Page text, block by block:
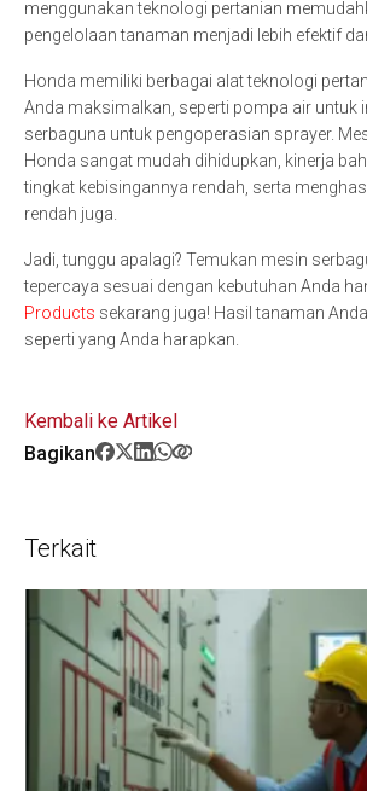
menggunakan teknologi pertanian
pengelolaan tanaman menjadi lebih efektif
Honda memiliki berbagai alat teknologi
Anda maksimalkan, seperti pompa air untuk
serbaguna untuk pengoperasian sprayer.
Honda sangat mudah dihidupkan, kinerja
tingkat kebisingannya rendah, serta
rendah juga.
Jadi, tunggu apalagi? Temukan mesin
tepercaya sesuai dengan kebutuhan Anda
Products sekarang juga! Hasil tanaman
seperti yang Anda harapkan.
Kembali ke Artikel
Bagikan
Terkait